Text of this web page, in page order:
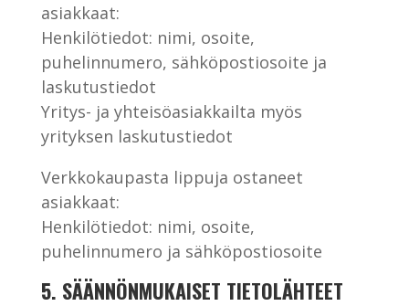
asiakkaat:
Henkilötiedot: nimi, osoite,
puhelinnumero, sähköpostiosoite ja
laskutustiedot
Yritys- ja yhteisöasiakkailta myös
yrityksen laskutustiedot
Verkkokaupasta lippuja ostaneet
asiakkaat:
Henkilötiedot: nimi, osoite,
puhelinnumero ja sähköpostiosoite
5. SÄÄNNÖNMUKAISET TIETOLÄHTEET